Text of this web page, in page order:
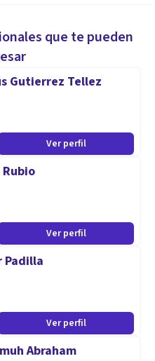
que te pueden
Gutierrez Tellez
Ver perfil
Ver perfil
Padilla
Ver perfil
Abraham